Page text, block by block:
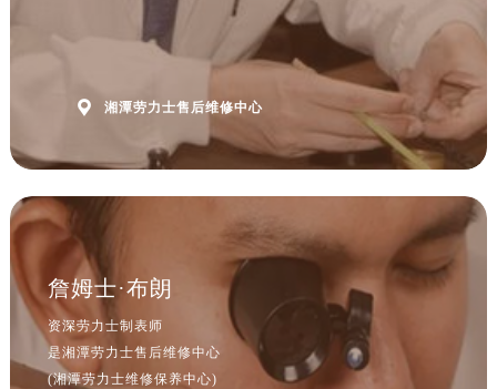
 湘潭劳力士售后维修中心
詹姆士·布朗
资深劳力士制表师
是湘潭劳力士售后维修中心
(湘潭劳力士维修保养中心)